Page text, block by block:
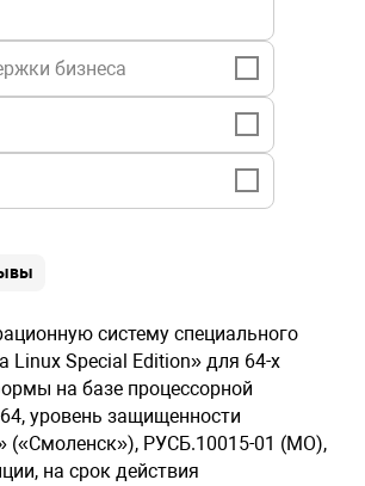
бизнеса
систему специального
Linux Special Edition» для 64-х
на базе процессорной
уровень защищенности
(«Смоленск»), РУСБ.10015-01 (МО),
на срок действия